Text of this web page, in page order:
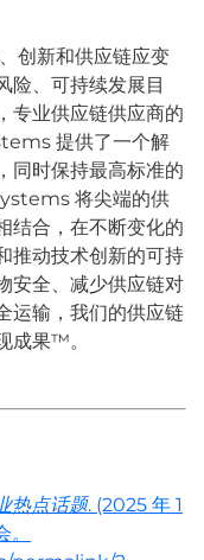
创新和供应链应变
险、可持续发展目
专业供应链供应商的
提供了一个解
同时保持最高标准的
将尖端的供
结合，在不断变化的
推动技术创新的可持
安全、减少供应链对
运输，我们的供应链
成果™。
热点话题. (2025 年 1